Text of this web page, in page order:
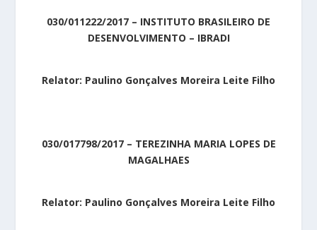
030/011222/2017 – INSTITUTO BRASILEIRO DE
DESENVOLVIMENTO – IBRADI
Relator: Paulino Gonçalves Moreira Leite Filho
030/017798/2017 – TEREZINHA MARIA LOPES DE
MAGALHAES
Relator: Paulino Gonçalves Moreira Leite Filho